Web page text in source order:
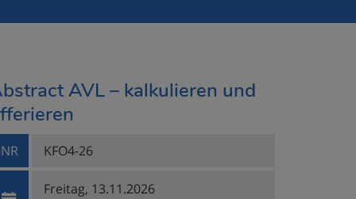
AVL – kalkulieren und
NR KFO4-26
Freitag, 13.11.2026